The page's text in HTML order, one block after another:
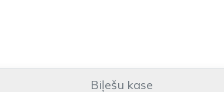
Biļešu kase